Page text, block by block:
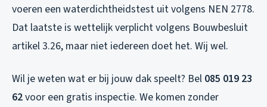
voeren een waterdichtheidstest uit volgens NEN 2778.
Dat laatste is wettelijk verplicht volgens Bouwbesluit
artikel 3.26, maar niet iedereen doet het. Wij wel.
Wil je weten wat er bij jouw dak speelt? Bel 085 019 23
62voor een gratis inspectie. We komen zonder